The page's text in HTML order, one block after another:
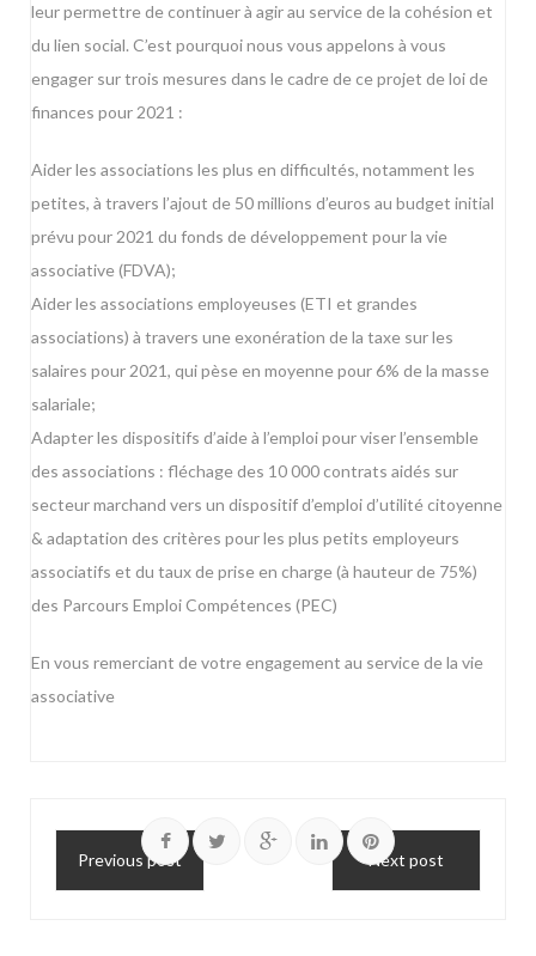
leur permettre de continuer à agir au service de la cohésion et
du lien social. C’est pourquoi nous vous appelons à vous
engager sur trois mesures dans le cadre de ce projet de loi de
finances pour 2021 :
Aider les associations les plus en difficultés, notamment les
petites, à travers l’ajout de 50 millions d’euros au budget initial
prévu pour 2021 du fonds de développement pour la vie
associative (FDVA);
Aider les associations employeuses (ETI et grandes
associations) à travers une exonération de la taxe sur les
salaires pour 2021, qui pèse en moyenne pour 6% de la masse
salariale;
Adapter les dispositifs d’aide à l’emploi pour viser l’ensemble
des associations : fléchage des 10 000 contrats aidés sur
secteur marchand vers un dispositif d’emploi d’utilité citoyenne
& adaptation des critères pour les plus petits employeurs
associatifs et du taux de prise en charge (à hauteur de 75%)
des Parcours Emploi Compétences (PEC)
En vous remerciant de votre engagement au service de la vie
associative
Previous post Next post